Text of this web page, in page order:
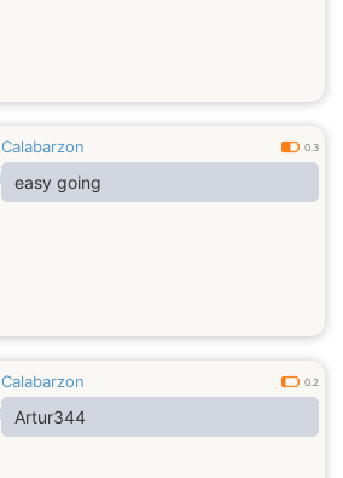
Calabarzon 0.3
easy going
Calabarzon 0.2
Artur344